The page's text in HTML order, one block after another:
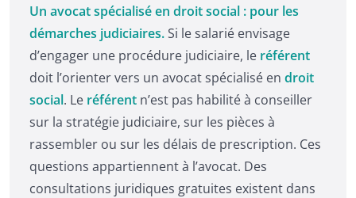
Un avocat spécialisé en droit social : pour les
démarches judiciaires.Si le salarié envisage
d’engager une procédure judiciaire, le référent
doit l’orienter vers un avocat spécialisé en droit
social. Le référent n’est pas habilité à conseiller
sur la stratégie judiciaire, sur les pièces à
rassembler ou sur les délais de prescription. Ces
questions appartiennent à l’avocat. Des
consultations juridiques gratuites existent dans